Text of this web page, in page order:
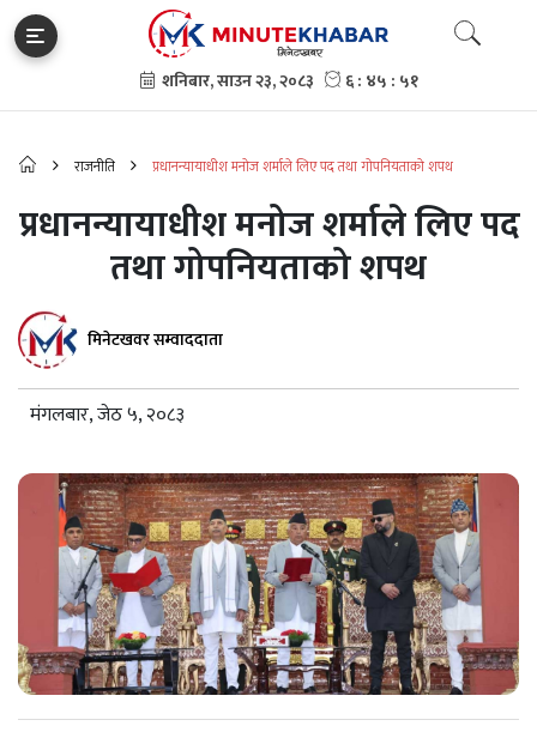
राजनीति प्रधानन्यायाधीश मनोज शर्माले लिए पद तथा गोपनियताको शपथ
प्रधानन्यायाधीश मनोज शर्माले लिए पद
तथा गोपनियताको शपथ
मिनेटखवर सम्वाददाता
मंगलबार, जेठ ५, २०८३